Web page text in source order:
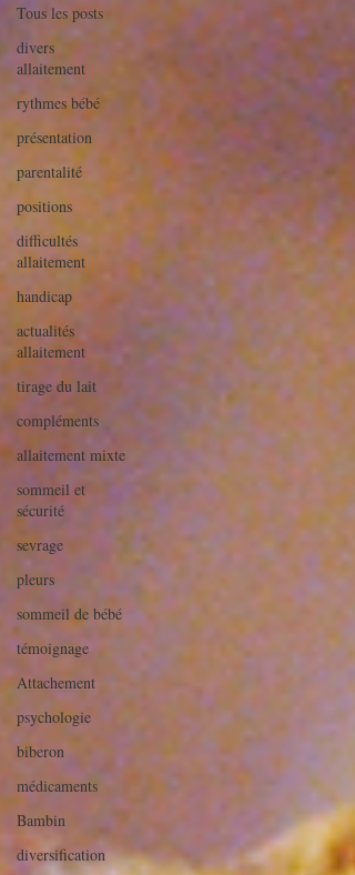
Tous les posts
divers
allaitement
rythmes bébé
présentation
parentalité
positions
difficultés
allaitement
handicap
actualités
allaitement
tirage du lait
compléments
allaitement mixte
sommeil et
sécurité
sevrage
pleurs
sommeil de bébé
témoignage
Attachement
psychologie
biberon
médicaments
Bambin
diversification